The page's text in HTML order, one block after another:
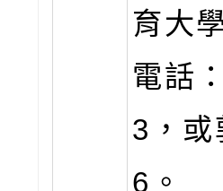
育大
電話
3，
6。